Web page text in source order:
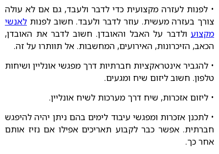
• לפנות לעזרה מקצועית כדי לדבר ולעבד, גם אם לא עולה
צורך בעזרה מעשית. עוזר לדבר ולעבד. חשוב לפנות לאנשי
מקצוע ולדבר על האבל והאובדן. חשוב לדבר את האובדן,
הכאב, הזיכרונות, האירועים, המחשבות. אל תוותרו על זה.
• להגביר אינטראקציות חברתיות דרך מפגשי אונליין ושיחות
טלפון. חשוב ליזום שיח ומגעים.
• ליזום אזכרות, שיח דרך מערכות לשיח אונליין.
• לתכנן אזכרות ומפגשי עיבוד לימים בהם ניתן יהיה להיפגש
חברתית. אפשר כבר לקבוע תאריכים אפילו אם נזיז אותם
אחר כך.